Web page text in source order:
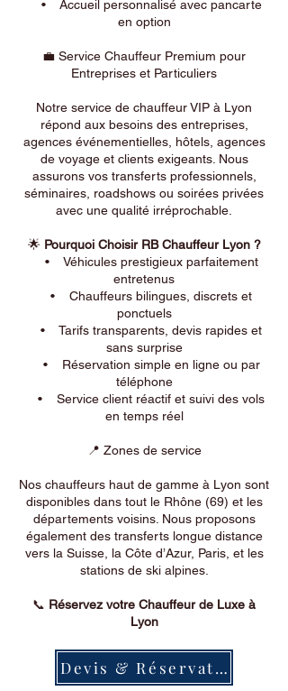
• Accueil personnalisé avec pancarte
en option
💼 Service Chauffeur Premium pour
Entreprises et Particuliers
Notre service de chauffeur VIP à Lyon
répond aux besoins des entreprises,
agences événementielles, hôtels, agences
de voyage et clients exigeants. Nous
assurons vos transferts professionnels,
séminaires, roadshows ou soirées privées
avec une qualité irréprochable.
🌟 Pourquoi Choisir RB Chauffeur Lyon ?
• Véhicules prestigieux parfaitement
entretenus
• Chauffeurs bilingues, discrets et
ponctuels
• Tarifs transparents, devis rapides et
sans surprise
• Réservation simple en ligne ou par
téléphone
• Service client réactif et suivi des vols
en temps réel
📍 Zones de service
Nos chauffeurs haut de gamme à Lyon sont
disponibles dans tout le Rhône (69) et les
départements voisins. Nous proposons
également des transferts longue distance
vers la Suisse, la Côte d’Azur, Paris, et les
stations de ski alpines.
📞 Réservez votre Chauffeur de Luxe à
Lyon
Devis & Réservation